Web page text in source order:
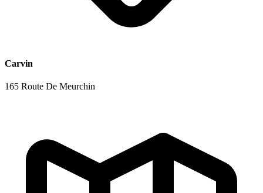
Carvin
165 Route De Meurchin